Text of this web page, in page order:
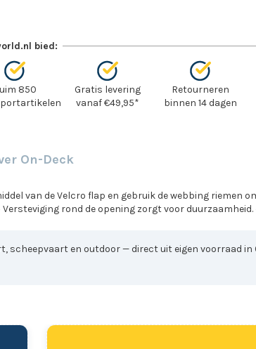
bied:
850
Gratis levering
vanaf €49,95*
Retourneren
binnen 14 dagen
On-Deck
van de Velcro flap en gebruik de webbing riemen
rond de opening zorgt voor duurzaamheid.
en outdoor — direct uit eigen voorraad in